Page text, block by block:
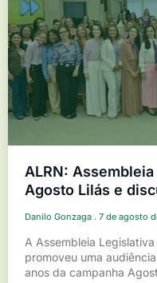
ALRN:
Agosto Lilás e
Danilo Gonzaga 7 de agosto
A Assembleia
promoveu uma
anos da campanha